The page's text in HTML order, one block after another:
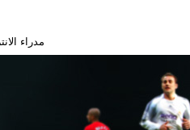
مدراء